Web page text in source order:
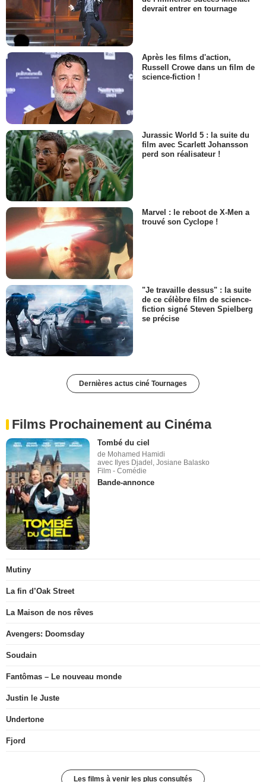
devrait entrer en tournage
Après les films d'action,
Russell Crowe dans un film de
science-fiction !
Jurassic World 5 : la suite du
film avec Scarlett Johansson
perd son réalisateur !
Marvel : le reboot de X-Men a
trouvé son Cyclope !
"Je travaille dessus" : la suite
de ce célèbre film de science-
fiction signé Steven Spielberg
se précise
Dernières actus ciné Tournages
Films Prochainement au Cinéma
Tombé du ciel
de Mohamed Hamidi
avec Ilyes Djadel, Josiane Balasko
Film - Comédie
Bande-annonce
Mutiny
La fin d’Oak Street
La Maison de nos rêves
Avengers: Doomsday
Soudain
Fantômas – Le nouveau monde
Justin le Juste
Undertone
Fjord
Les films à venir les plus consultés